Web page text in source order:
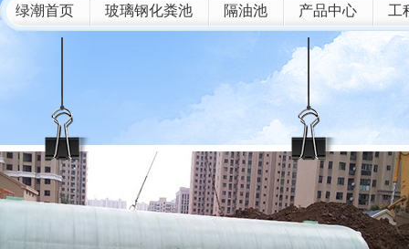
绿潮首页 玻璃钢化粪池 隔油池 产品中心 工